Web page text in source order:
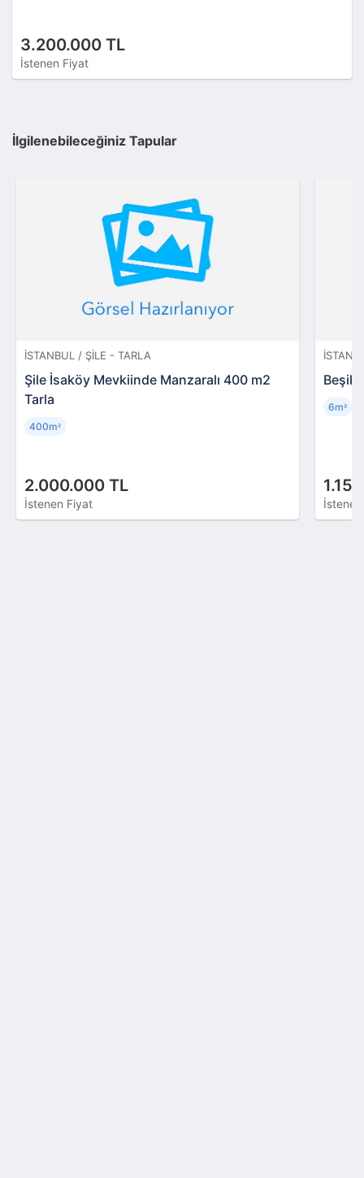
3.200.000 TL
İstenen Fiyat
İlgilenebileceğiniz Tapular
İSTANBUL / ŞILE - TARLA
Şile İsaköy Mevkiinde Manzaralı 400 m2
Tarla
2.000.000 TL
İstenen Fiyat
400m²
6m²